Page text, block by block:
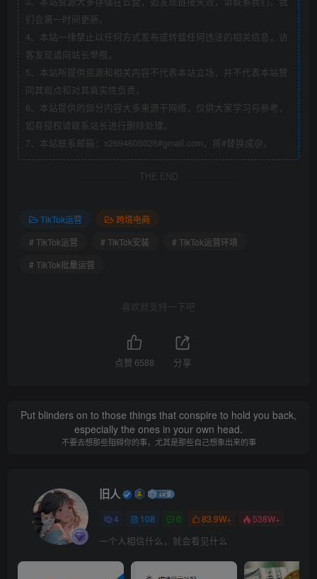
们会第一时间更新。
4、本站一律禁止以任何方式发布或转载任何违法的相关信息，访
客发现请向站长举报。
5、本站所提供资源和相关内容不代表本站立场，并不代表本站赞
同其观点和对其真实性负责。
6、本站提供的部分内容大多来源于网络，仅供大家学习与参考，
如有侵权请联系站长进行删除处理。
7、本站联系邮箱：x2694605026#gmail.com，将#替换成@。
THE END
TikTok运营
跨境电商
# TikTok运营
# TikTok安装
# TikTok运营环境
# TikTok批量运营
喜欢就支持一下吧
点赞 6588 分享
Put blinders on to those things that conspire to hold you back,
especially the ones in your own head.
不要去想那些阻碍你的事，尤其是那些自己想象出来的事
旧人
4 108 0 83.9W+ 538W+
一个人相信什么，就会看见什么